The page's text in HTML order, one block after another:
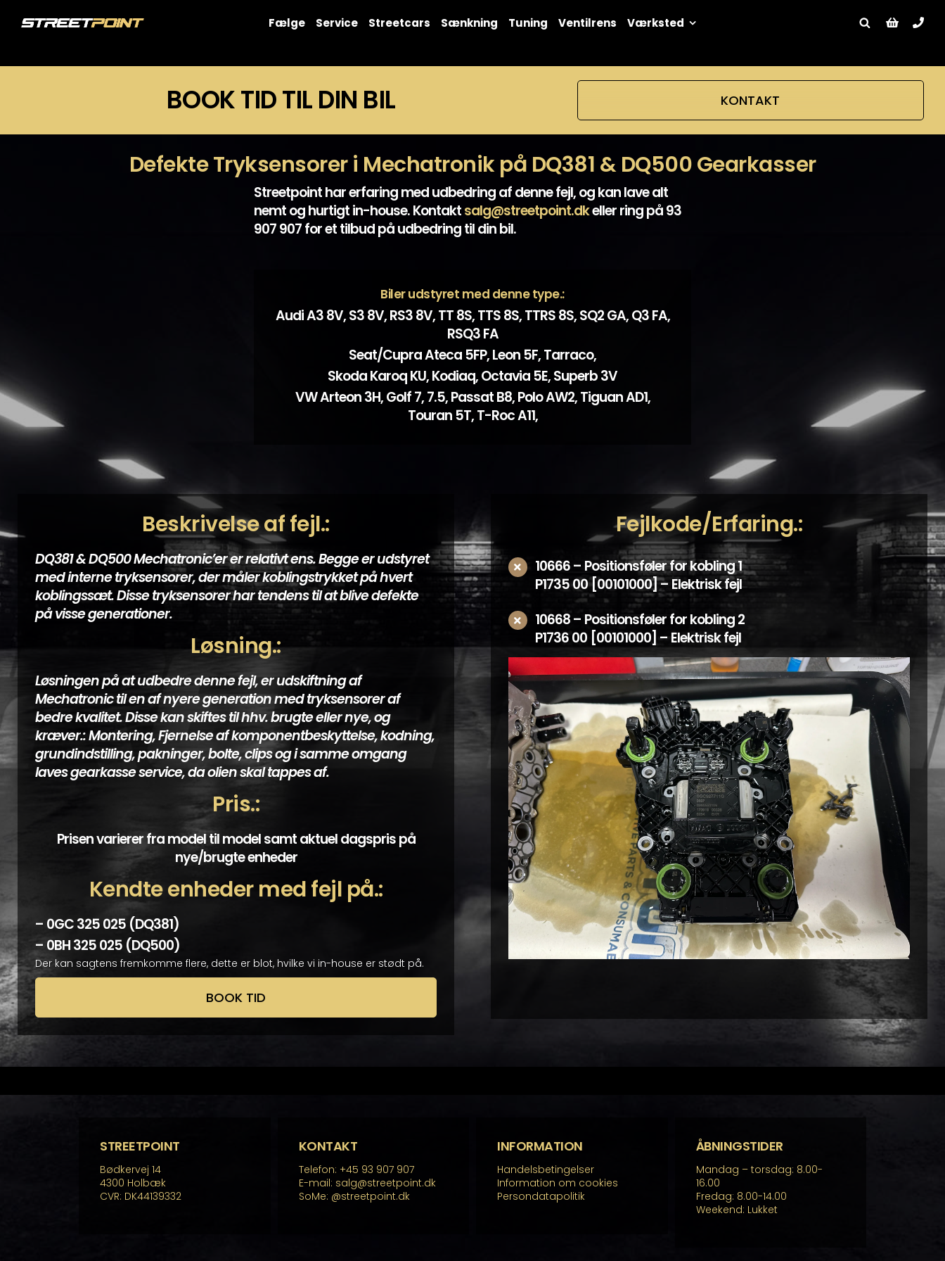
Fælge Service Streetcars Sænkning Tuning Ventilrens Værksted
BOOK TID TIL DIN BIL KONTAKT
Defekte Tryksensorer i Mechatronik på DQ381 & DQ500 Gearkasser
Streetpoint har erfaring med udbedring af denne fejl, og kan lave alt
nemt og hurtigt in-house. Kontaktsalg@streetpoint.dkeller ring på 93
907 907 for et tilbud på udbedring til din bil.
Biler udstyret med denne type.:
Audi A3 8V, S3 8V, RS3 8V, TT 8S, TTS 8S, TTRS 8S, SQ2 GA, Q3 FA,
RSQ3 FA
Seat/Cupra Ateca 5FP, Leon 5F, Tarraco,
Skoda Karoq KU, Kodiaq, Octavia 5E, Superb 3V
VW Arteon 3H, Golf 7, 7.5, Passat B8, Polo AW2, Tiguan AD1,
Touran 5T, T-Roc A11,
Beskrivelse af fejl.:
DQ381 & DQ500 Mechatronic’er er relativt ens. Begge er udstyret
med interne tryksensorer, der måler koblingstrykket på hvert
koblingssæt. Disse tryksensorer har tendens til at blive defekte
på visse generationer.
Løsning.:
Løsningen på at udbedre denne fejl, er udskiftning af
Mechatronic til en af nyere generation med tryksensorer af
bedre kvalitet. Disse kan skiftes til hhv. brugte eller nye, og
kræver.: Montering, Fjernelse af komponentbeskyttelse, kodning,
grundindstilling, pakninger, bolte, clips og i samme omgang
laves gearkasse service, da olien skal tappes af.
Pris.:
Prisen varierer fra model til model samt aktuel dagspris på
nye/brugte enheder
Kendte enheder med fejl på.:
– 0GC 325 025 (DQ381)
– 0BH 325 025 (DQ500)
Der kan sagtens fremkomme flere, dette er blot, hvilke vi in-house er stødt på.
BOOK TID
Fejlkode/Erfaring.:
10666 – Positionsføler for kobling 1
P1735 00 [00101000] – Elektrisk fejl
10668 – Positionsføler for kobling 2
P1736 00 [00101000] – Elektrisk fejl
STREETPOINT
Bødkervej 14
4300 Holbæk
CVR: DK44139332
KONTAKT
Telefon: +45 93 907 907
E-mail: salg@streetpoint.dk
SoMe: @streetpoint.dk
INFORMATION
Handelsbetingelser
Information om cookies
Persondatapolitik
ÅBNINGSTIDER
Mandag – torsdag: 8.00-
16.00
Fredag: 8.00-14.00
Weekend: Lukket